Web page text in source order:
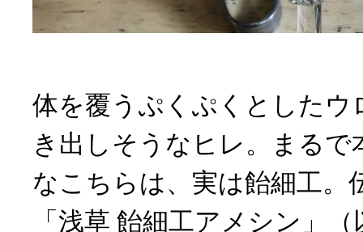
体を覆うぷくぷくとしたウ
き出しそうなヒレ。まるで
なこちらは、実は飴細工。
「浅草 飴細工アメシン」